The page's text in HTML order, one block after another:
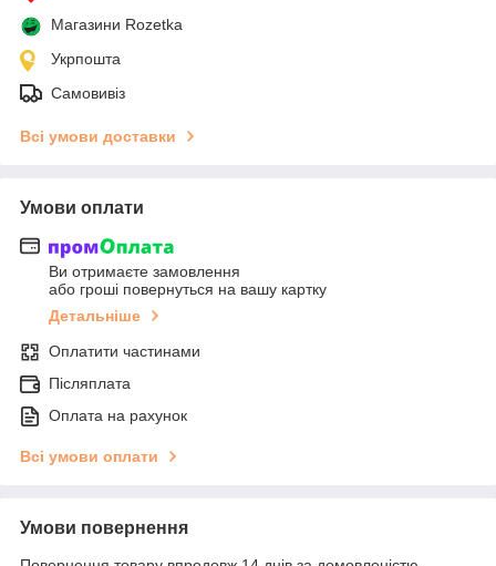
Магазини Rozetka
Укрпошта
Самовивіз
Всі умови доставки
Умови оплати
Ви отримаєте замовлення
або гроші повернуться на вашу картку
Детальніше
Оплатити частинами
Післяплата
Оплата на рахунок
Всі умови оплати
Умови повернення